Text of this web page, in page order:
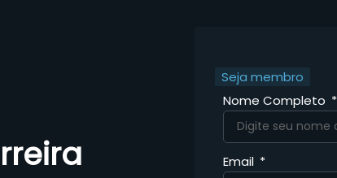
Seja membro
Nome Completo
Email